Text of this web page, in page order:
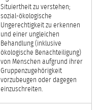
Situiertheit zu verstehen;
sozial-ökologische
Ungerechtigkeit zu erkennen
und einer ungleichen
Behandlung (inklusive
ökologische Benachteiligung)
von Menschen aufgrund ihrer
Gruppenzugehörigkeit
vorzubeugen oder dagegen
einzuschreiten.